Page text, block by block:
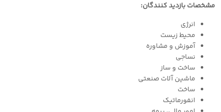
مشخصات بازدید کنندگان:
انرژی
محیط زیست
آموزش و مشاوره
نساجی
ساخت و ساز
ماشین آلات صنعتی
ساخت
انفورماتیک